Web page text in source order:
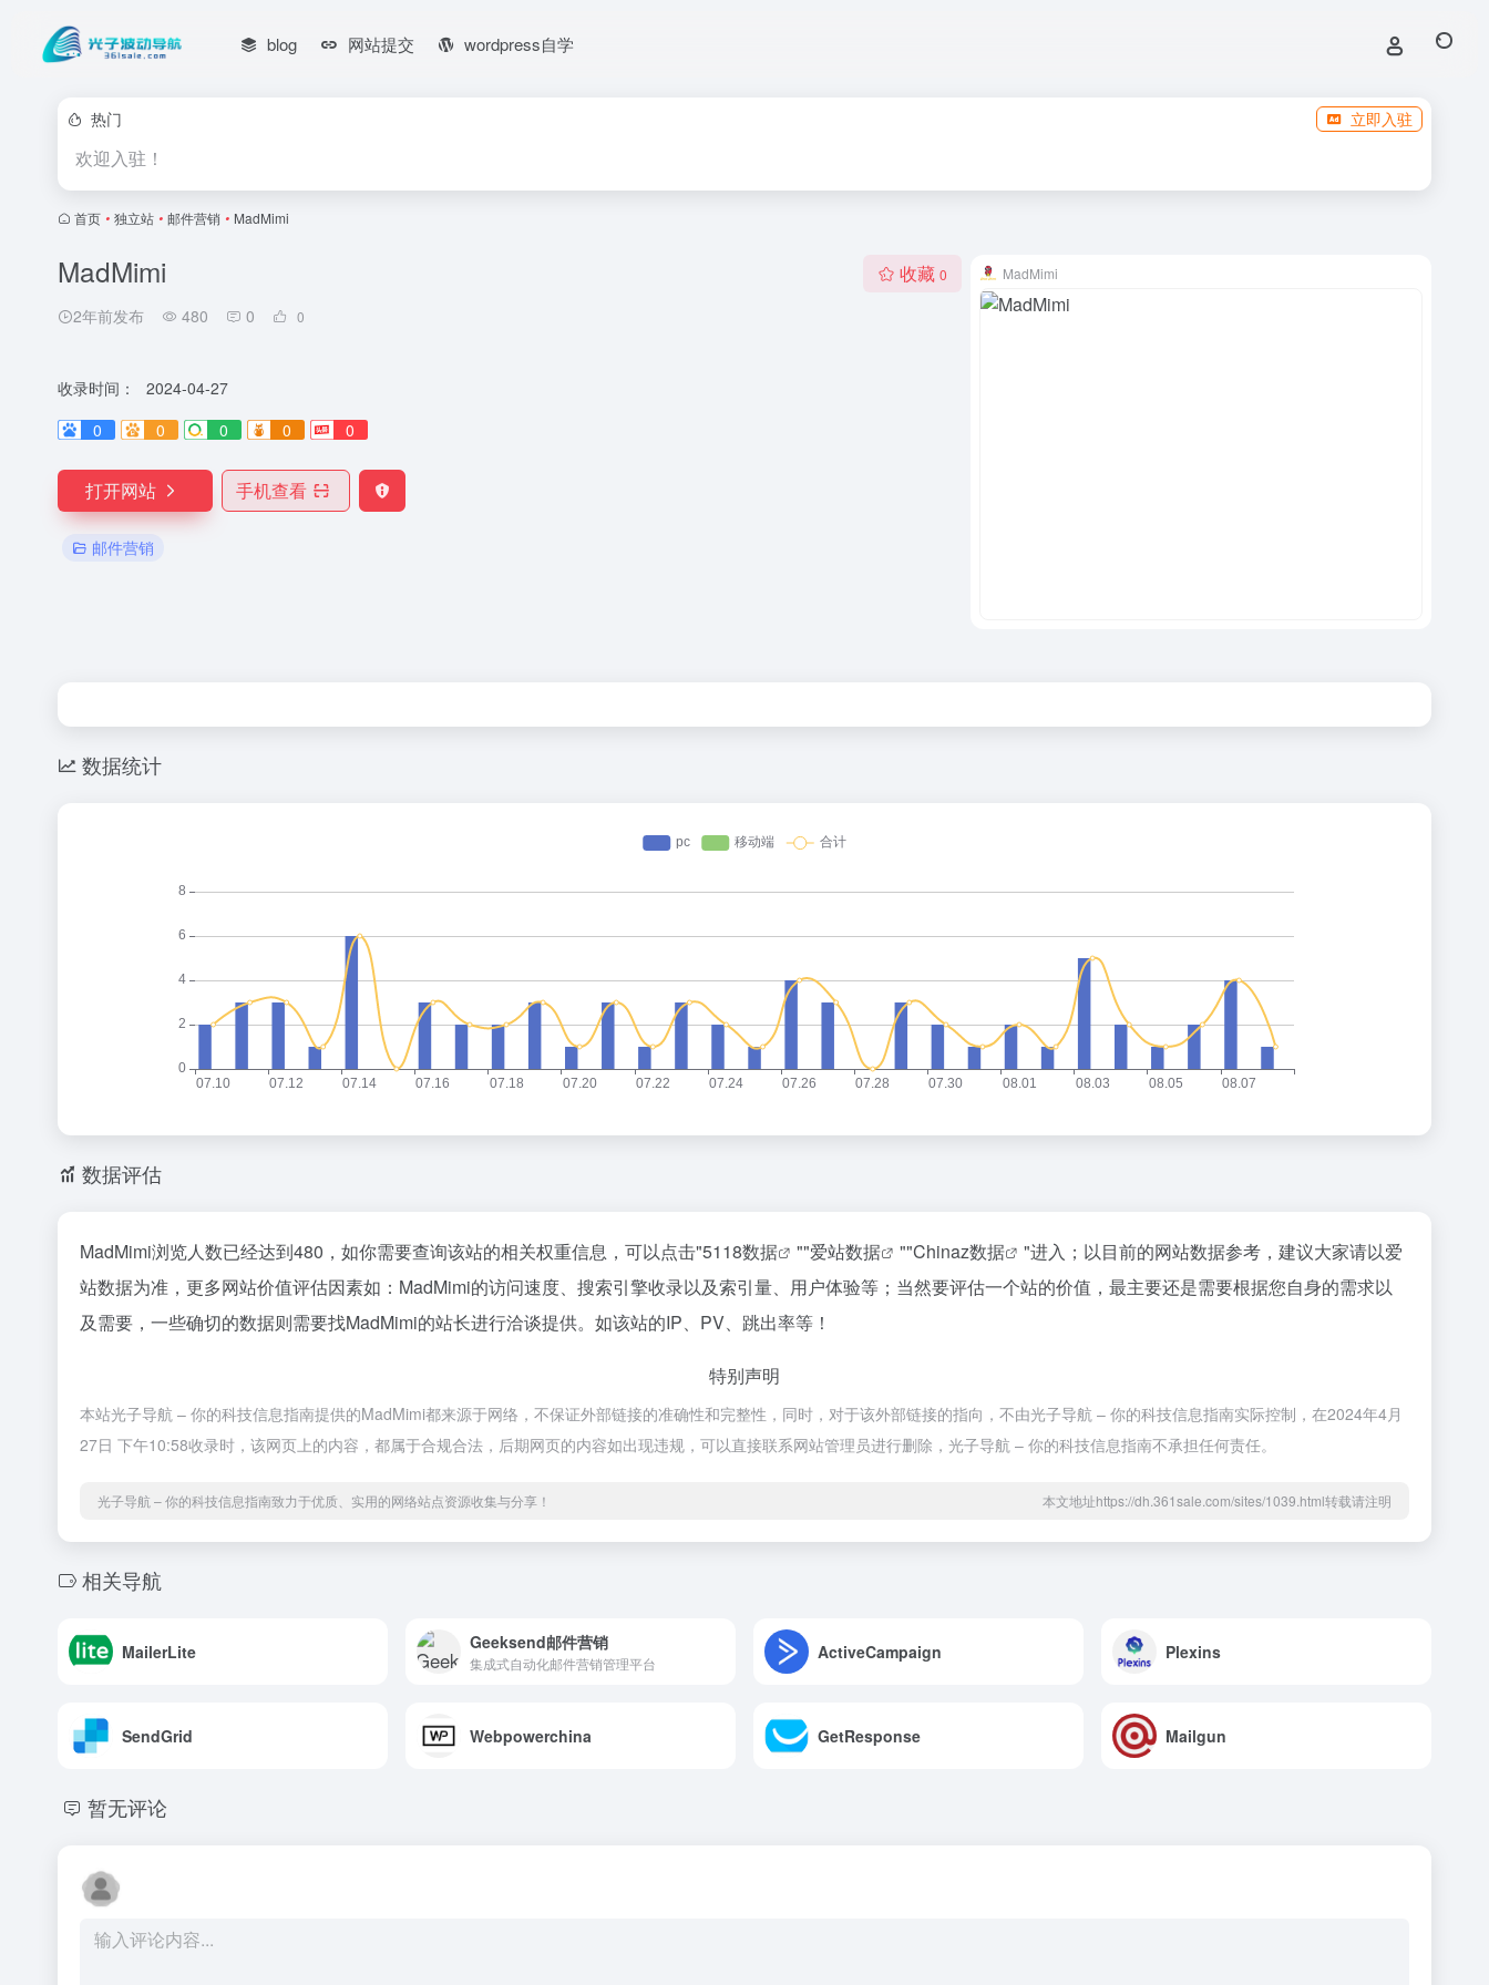
blog 网站提交 wordpress自学
热门 立即入驻
欢迎入驻！
首页 • 独立站 • 邮件营销 • MadMimi
MadMimi
2年前发布 480 0 0
收藏 0
收录时间：
2024-04-27
0
0 0 0 0
打开网站 手机查看
邮件营销
MadMimi
数据统计
数据评估
MadMimi浏览人数已经达到480，如你需要查询该站的相关权重信息，可以点击"5118数据 ""爱站数据 ""Chinaz数据
"进入；以目前的网站数据参考，建议大家请以爱
站数据为准，更多网站价值评估因素如：MadMimi的访问速度、搜索引擎收录以及索引量、用户体验等；当然要评估一个站的价值，最主要还是需要根据您自身的需求以
及需要，一些确切的数据则需要找MadMimi的站长进行洽谈提供。如该站的IP、PV、跳出率等！
特别声明
本站光子导航 – 你的科技信息指南提供的MadMimi都来源于网络，不保证外部链接的准确性和完整性，同时，对于该外部链接的指向，不由光子导航 – 你的科技信息指南实际控制，在2024年4月
27日 下午10:58收录时，该网页上的内容，都属于合规合法，后期网页的内容如出现违规，可以直接联系网站管理员进行删除，光子导航 – 你的科技信息指南不承担任何责任。
光子导航 – 你的科技信息指南致力于优质、实用的网络站点资源收集与分享！ 本文地址https://dh.361sale.com/sites/1039.html转载请注明
相关导航
MailerLite Geeksend邮件营销
集成式自动化邮件营销管理平台
ActiveCampaign Plexins
SendGrid Webpowerchina GetResponse Mailgun
暂无评论